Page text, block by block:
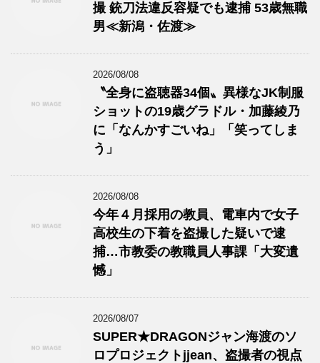
撮 銃刀法違反容疑でも逮捕 53歳無職
男≪新潟・佐渡≫
2026/08/08
〝全身に盗聴器34個〟異様なJK制服
ショットの19歳グラドル・加藤綾乃
に「なんかすごいね」「笑ってしま
う」
2026/08/08
今年４月採用の教員、電車内で女子
高校生の下着を盗撮した疑いで逮
捕…市教委の教職員人事課「大変遺
憾」
2026/08/07
SUPER★DRAGONジャン海渡のソ
ロプロジェクトjjean、盗撮者の視点